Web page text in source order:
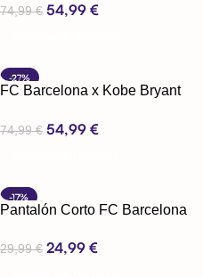
74,99€ 54,99 €
-27%
FC Barcelona x Kobe Bryant
74,99€ 54,99 €
-17%
Pantalón Corto FC Barcelona
29,99€ 24,99 €